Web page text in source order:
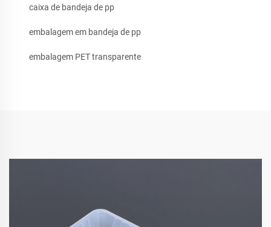
caixa de bandeja de pp
embalagem em bandeja de pp
embalagem PET transparente